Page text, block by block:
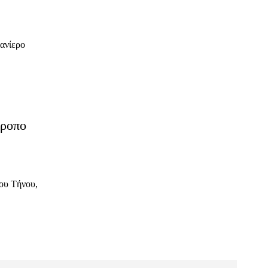
Τήνου,